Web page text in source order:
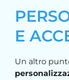
E
Un altro